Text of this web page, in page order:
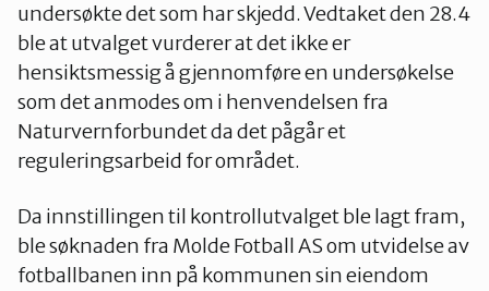
undersøkte det som har skjedd. Vedtaket den 28.4
ble at utvalget vurderer at det ikke er
hensiktsmessig å gjennomføre en undersøkelse
som det anmodes om i henvendelsen fra
Naturvernforbundet da det pågår et
reguleringsarbeid for området.
Da innstillingen til kontrollutvalget ble lagt fram,
ble søknaden fra Molde Fotball AS om utvidelse av
fotballbanen inn på kommunen sin eiendom